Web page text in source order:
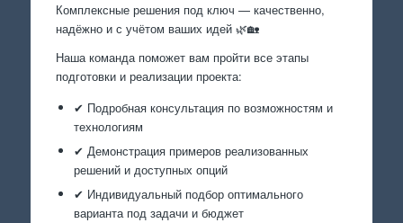
Комплексные решения под ключ — качественно,
надёжно и с учётом ваших идей 🌿🏡
Наша команда поможет вам пройти все этапы
подготовки и реализации проекта:
✔ Подробная консультация по возможностям и
технологиям
✔ Демонстрация примеров реализованных
решений и доступных опций
✔ Индивидуальный подбор оптимального
варианта под задачи и бюджет